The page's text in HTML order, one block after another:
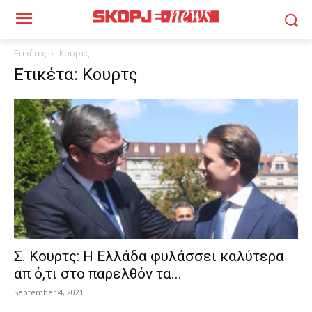
Ετικέτες Κουρτς
Ετικέτα: Κουρτς
Σ. Κουρτς: Η Ελλάδα φυλάσσει καλύτερα
απ ό,τι στο παρελθόν τα...
September 4, 2021